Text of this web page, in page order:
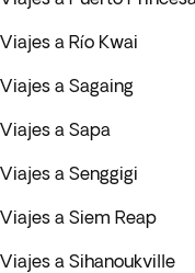
Viajes a Río Kwai
Viajes a Sagaing
Viajes a Sapa
Viajes a Senggigi
Viajes a Siem Reap
Viajes a Sihanoukville